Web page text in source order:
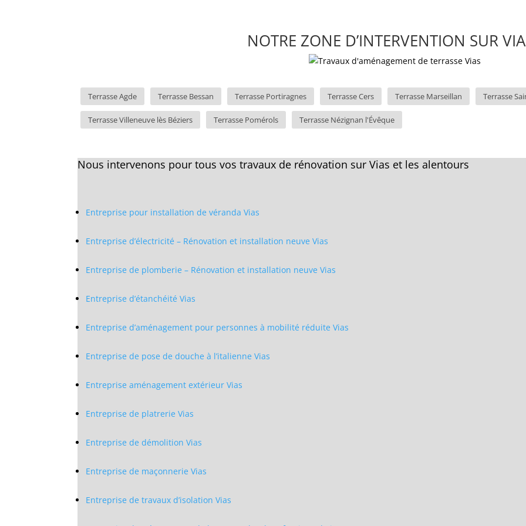
NOTRE ZONE D’INTERVENTION SUR
Terrasse Agde Terrasse Bessan Terrasse Portiragnes Terrasse Cers Terrasse Marseillan Terrasse
Terrasse Villeneuve lès Béziers Terrasse Pomérols Terrasse Nézignan l'Évêque
Nous intervenons pour tous vos travaux de rénovation sur Vias et les alentours
Entreprise pour installation de véranda Vias
Entreprise d’électricité – Rénovation et installation neuve Vias
Entreprise de plomberie – Rénovation et installation neuve Vias
Entreprise d’étanchéité Vias
Entreprise d’aménagement pour personnes à mobilité réduite Vias
Entreprise de pose de douche à l’italienne Vias
Entreprise aménagement extérieur Vias
Entreprise de platrerie Vias
Entreprise de démolition Vias
Entreprise de maçonnerie Vias
Entreprise de travaux d’isolation Vias